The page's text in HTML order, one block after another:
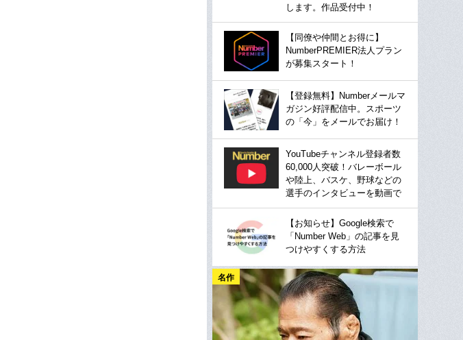
します。作品受付中！
【同僚や仲間とお得に】
NumberPREMIER法人プラン
が募集スタート！
【登録無料】Numberメールマ
ガジン好評配信中。スポーツ
の「今」をメールでお届け！
YouTubeチャンネル登録者数
60,000人突破！バレーボール
や陸上、バスケ、野球などの
選手のインタビューを動画で
【お知らせ】Google検索で
「Number Web」の記事を見
つけやすくする方法
名作